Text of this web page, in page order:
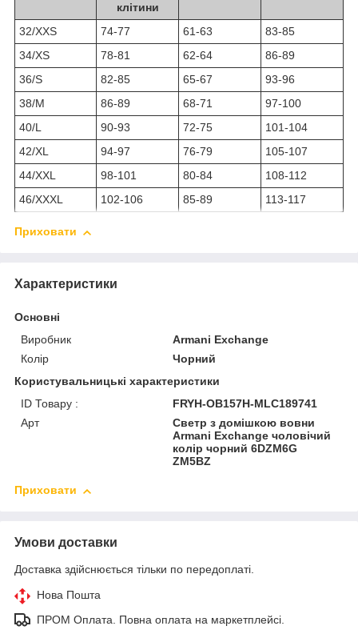
клітини
32/XXS 74-77 61-63
83-85
34/XS
78-81 62-64
86-89
36/S
82-85 65-67
93-96
38/M
86-89 68-71
97-100
40/L
90-93 72-75
101-104
42/XL
94-97 76-79
105-107
44/XXL
98-101 80-84
108-112
46/XXXL
102-106 85-89 113-117
Приховати
Характеристики
Основні
Виробник
Armani Exchange
Колір
Чорний
Користувальницькі характеристики
ID Товару :
FRYH-OB157H-MLC189741
Арт
Светр з домішкою вовни
Armani Exchange чоловічий
колір чорний 6DZM6G
ZM5BZ
Приховати
Умови доставки
Доставка здійснюється тільки по передоплаті.
Нова Пошта
ПРОМ Оплата. Повна оплата на маркетплейсі.